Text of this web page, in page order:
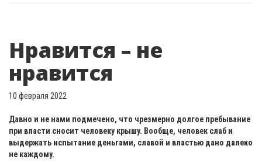
Нравится – не
нравится
10 февраля 2022
Давно и не нами подмечено, что чрезмерно долгое пребывание
при власти сносит человеку крышу. Вообще, человек слаб и
выдержать испытание деньгами, славой и властью дано далеко
не каждому.